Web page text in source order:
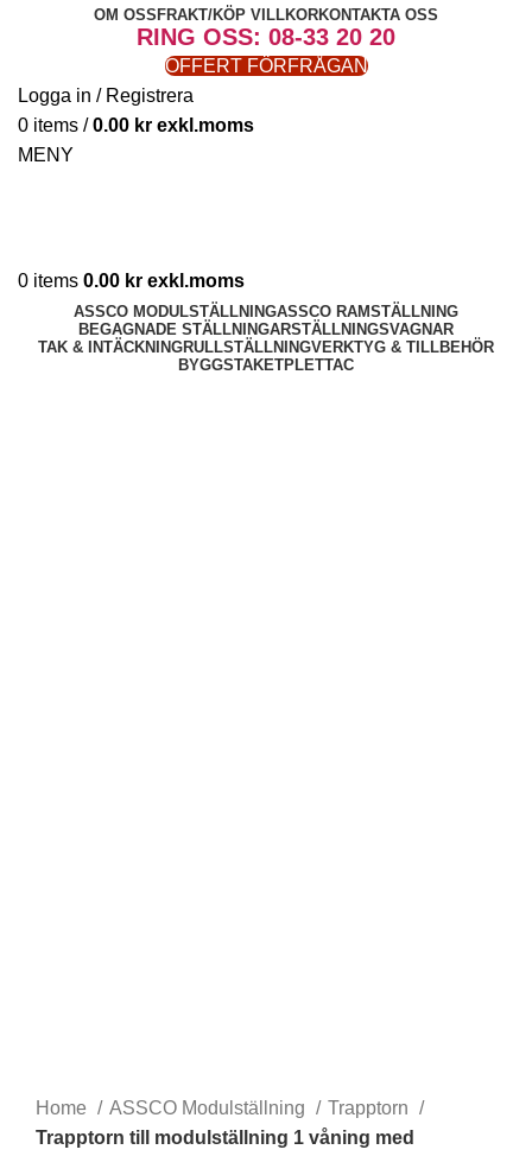
OM OSS FRAKT/KÖP VILLKORKONTAKTA OSS
RING OSS: 08-33 20 20
OFFERT FÖRFRÅGAN
Logga in / Registrera
0 items / 0.00 kr
MENY
0 items 0.00 kr
ASSCO MODULSTÄLLNINGASSCO RAMSTÄLLNING
BEGAGNADE STÄLLNINGARSTÄLLNINGSVAGNAR
TAK & INTÄCKNINGRULLSTÄLLNINGVERKTYG & TILLBEHÖR
BYGGSTAKETPLETTAC
Home ASSCO Modulställning
Trapptorn
Trapptorn till modulställning 1 våning med